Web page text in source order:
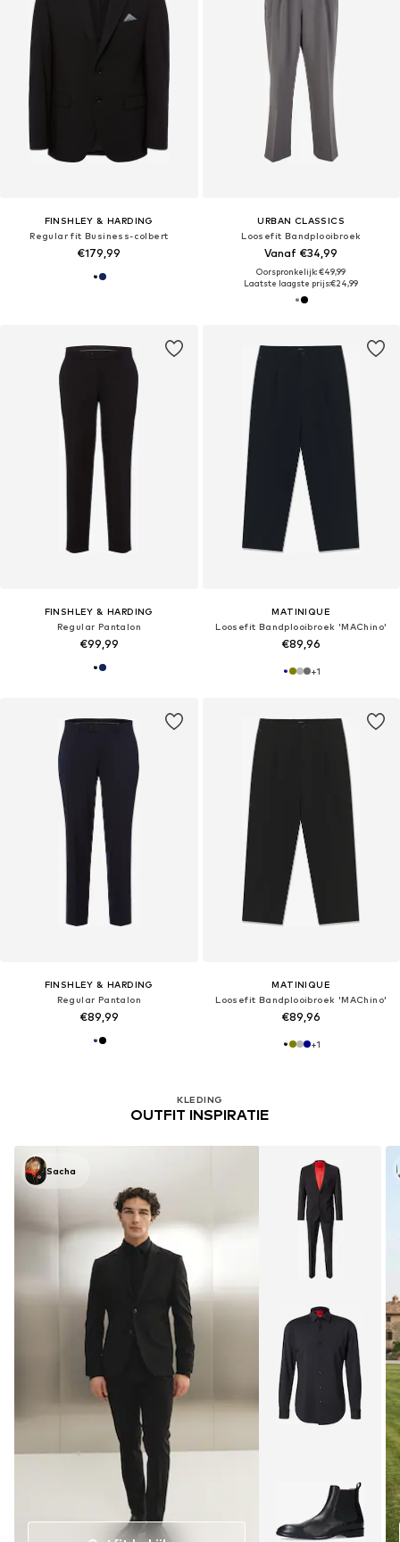
FINSHLEY & HARDING
Regular fit Business-colbert
€179,99
URBAN CLASSICS
Loosefit Bandplooibroek
Vanaf €34,99
Oorspronkelijk: €49,99
Laatste laagste prijs:€24,99
FINSHLEY & HARDING
Regular Pantalon
€99,99
MATINIQUE
Loosefit Bandplooibroek 'MAChino'
€89,96
+1
FINSHLEY & HARDING
Regular Pantalon
€89,99
MATINIQUE
Loosefit Bandplooibroek 'MAChino'
€89,96
+1
KLEDING
OUTFIT INSPIRATIE
Sacha